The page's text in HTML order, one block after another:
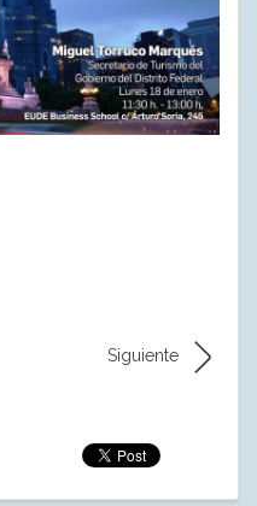
Siguiente